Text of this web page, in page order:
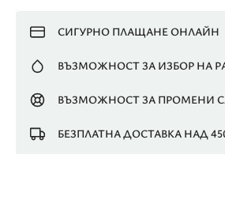
СИГУРНО ПЛАЩАНЕ ОНЛАЙН
ВЪЗМОЖНОСТ ЗА ИЗБОР НА
ВЪЗМОЖНОСТ ЗА ПРОМЕНИ
БЕЗПЛАТНА ДОСТАВКА НАД